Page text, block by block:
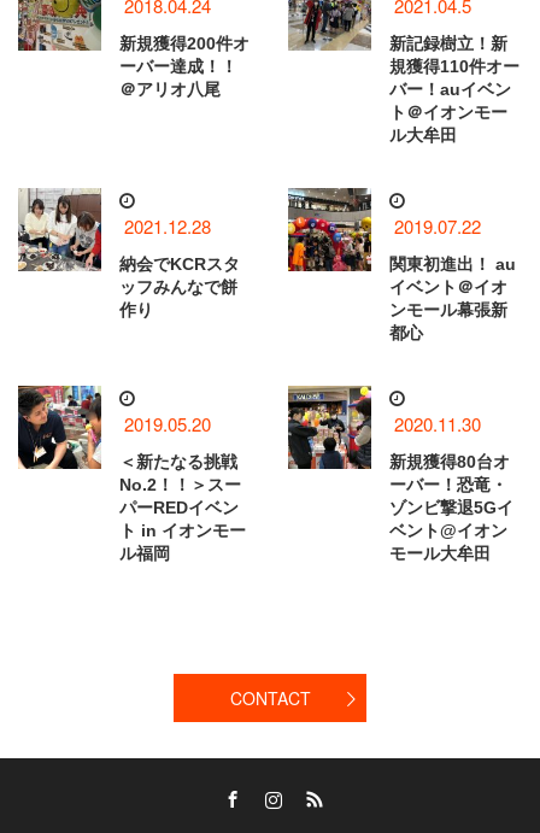
新規獲得200件オ
ーバー達成！！
＠アリオ八尾
新記録樹立！新
規獲得110件オー
バー！auイベン
ト＠イオンモー
ル大牟田
2021.12.28
納会でKCRスタ
ッフみんなで餅
作り
2019.07.22
関東初進出！ au
イベント＠イオ
ンモール幕張新
都心
2019.05.20
＜新たなる挑戦
No.2！！＞スー
パーREDイベン
ト in イオンモー
ル福岡
2020.11.30
新規獲得80台オ
ーバー！恐竜・
ゾンビ撃退5Gイ
ベント@イオン
モール大牟田
CONTACT